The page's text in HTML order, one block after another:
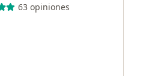
63 opiniones